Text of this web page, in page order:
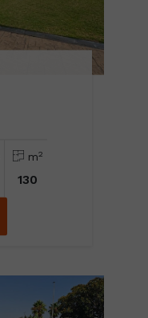
m2
130